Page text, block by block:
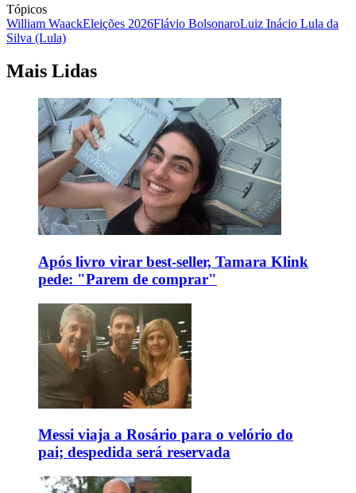
Tópicos
William WaackEleições 2026Flávio BolsonaroLuiz Inácio Lula da
Silva (Lula)
Mais Lidas
Após livro virar best-seller, Tamara Klink
pede: "Parem de comprar"
Messi viaja a Rosário para o velório do
pai; despedida será reservada